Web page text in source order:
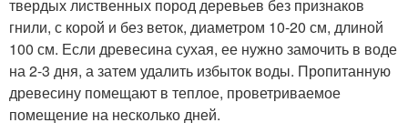
твердых лиственных пород деревьев без признаков
гнили, с корой и без веток, диаметром 10-20 см, длиной
100 см. Если древесина сухая, ее нужно замочить в воде
на 2-3 дня, а затем удалить избыток воды. Пропитанную
древесину помещают в теплое, проветриваемое
помещение на несколько дней.